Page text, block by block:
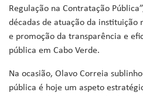
Regulação na Contratação
décadas de atuação da instituição
e promoção da transparência e
pública em Cabo Verde.
Na ocasião, Olavo Correia
pública é hoje um aspeto